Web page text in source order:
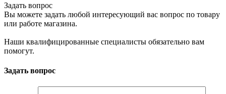
Задать вопрос
Вы можете задать любой интересующий вас вопрос по товару
или работе магазина.
Наши квалифицированные специалисты обязательно вам
помогут.
Задать вопрос